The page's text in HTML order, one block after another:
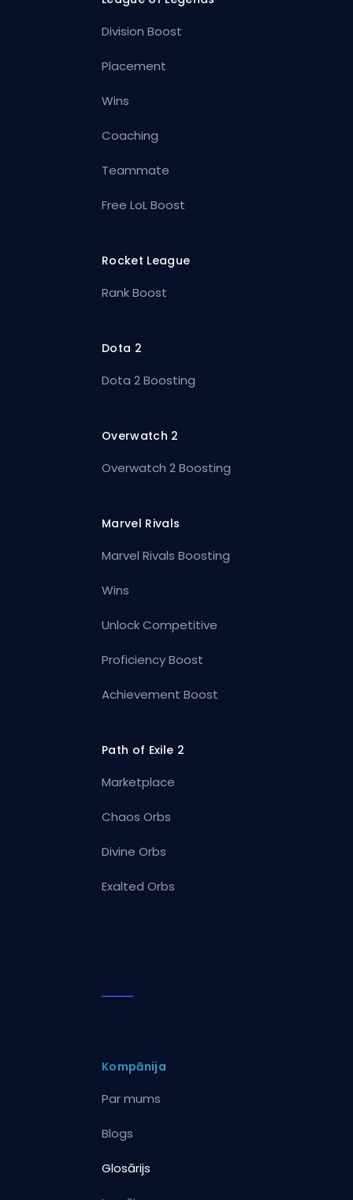
Division Boost
Placement
Wins
Coaching
Teammate
Free LoL Boost
Rocket League
Rank Boost
Dota 2
Dota 2 Boosting
Overwatch 2
Overwatch 2 Boosting
Marvel Rivals
Marvel Rivals Boosting
Wins
Unlock Competitive
Proficiency Boost
Achievement Boost
Path of Exile 2
Marketplace
Chaos Orbs
Divine Orbs
Exalted Orbs
Kompānija
Par mums
Blogs
Glosārijs